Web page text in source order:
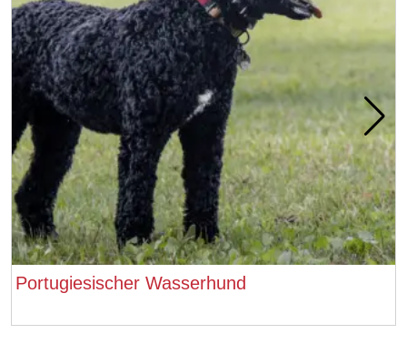
Portugiesischer Wasserhund